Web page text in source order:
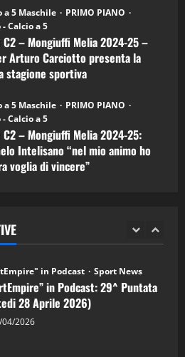
a 5 Maschile
PRIMO PIANO
Calcio a 5
C2 – Mongiuffi Melia 2024-25 –
Arturo Carciotto presenta la
stagione sportiva
a 5 Maschile
PRIMO PIANO
Calcio a 5
C2 – Mongiuffi Melia 2024-25:
Intelisano “nel mio animo ho
voglia di vincere”
in Podcast: 26^ Puntata
07 Aprile 2026)
2026
in Podcast: 30^ Puntata
05 Maggio 2026)
2026
2026
in Podcast
in Podcast: 28^ Puntata
21 Aprile 2026)
2026